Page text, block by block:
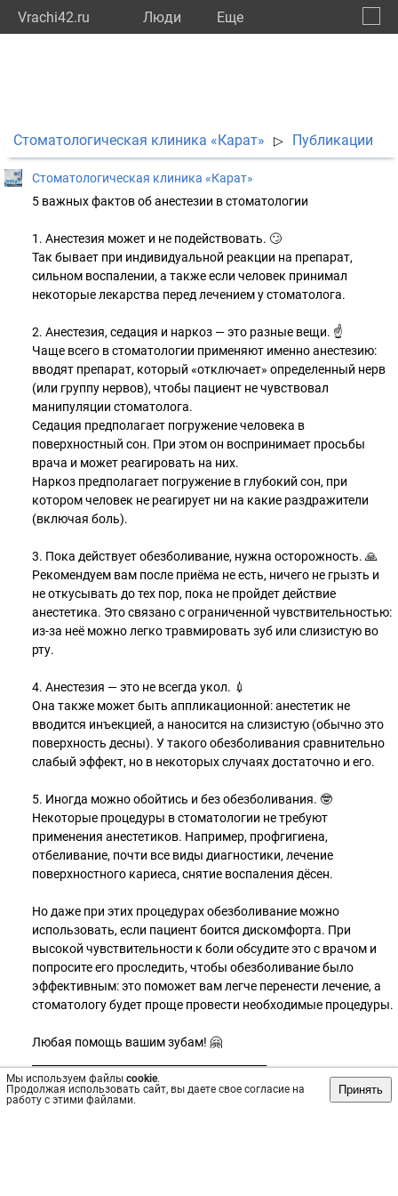
Vrachi42.ru Люди Eще
Мы используем файлы cookie.
Продолжая использовать сайт, вы даете свое согласие на
работу с этими файлами.
Принять
Cтоматологическая клиника «Карат» ▷ Публикации
Cтоматологическая клиника «Карат»
5 важных фактов об анестезии в стоматологии
1. Анестезия может и не подействовать. 🙄
Так бывает при индивидуальной реакции на препарат,
сильном воспалении, а также если человек принимал
некоторые лекарства перед лечением у стоматолога.
2. Анестезия, седация и наркоз — это разные вещи. ☝
Чаще всего в стоматологии применяют именно анестезию:
вводят препарат, который «отключает» определенный нерв
(или группу нервов), чтобы пациент не чувствовал
манипуляции стоматолога.
Седация предполагает погружение человека в
поверхностный сон. При этом он воспринимает просьбы
врача и может реагировать на них.
Наркоз предполагает погружение в глубокий сон, при
котором человек не реагирует ни на какие раздражители
(включая боль).
3. Пока действует обезболивание, нужна осторожность. 🙏
Рекомендуем вам после приёма не есть, ничего не грызть и
не откусывать до тех пор, пока не пройдет действие
анестетика. Это связано с ограниченной чувствительностью:
из-за неё можно легко травмировать зуб или слизистую во
рту.
4. Анестезия — это не всегда укол. 💉
Она также может быть аппликационной: анестетик не
вводится инъекцией, а наносится на слизистую (обычно это
поверхность десны). У такого обезболивания сравнительно
слабый эффект, но в некоторых случаях достаточно и его.
5. Иногда можно обойтись и без обезболивания. 🤓
Некоторые процедуры в стоматологии не требуют
применения анестетиков. Например, профгигиена,
отбеливание, почти все виды диагностики, лечение
поверхностного кариеса, снятие воспаления дёсен.
Но даже при этих процедурах обезболивание можно
использовать, если пациент боится дискомфорта. При
высокой чувствительности к боли обсудите это с врачом и
попросите его проследить, чтобы обезболивание было
эффективным: это поможет вам легче перенести лечение, а
стоматологу будет проще провести необходимые процедуры.
Любая помощь вашим зубам! 🤗
Клиника КАРАТ
г.Новокузнецк ул.Пирогова, 4 и пр.Металлургов, 38